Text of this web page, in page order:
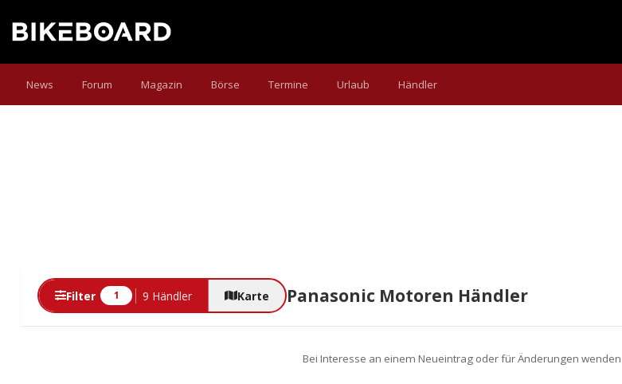
News Forum Magazin Börse Termine Urlaub Händler
Filter 1 9 Händler Karte Panasonic Motoren Händler
Bei Interesse an einem Neueintrag oder für Änderungen wenden